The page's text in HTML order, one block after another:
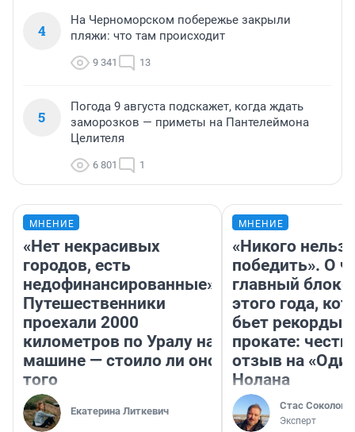
4
На Черноморском побережье закрыли
пляжи: что там происходит
9 341 13
5
Погода 9 августа подскажет, когда ждать
заморозков — приметы на Пантелеймона
Целителя
6 801 1
МНЕНИЕ
«Нет некрасивых
городов, есть
недофинансированные».
Путешественники
проехали 2000
километров по Уралу на
машине — стоило ли оно
того
Екатерина Литкевич
МНЕНИЕ
«Никого нельзя
победить». О
главный
этого года,
бьет рекорды в
прокате:
отзыв на
Нолана
Стас Соколов
Эксперт